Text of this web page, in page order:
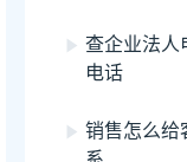
查企业法人
电话
销售怎么给